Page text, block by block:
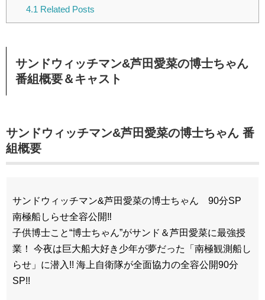
4.1 Related Posts
サンドウィッチマン&芦田愛菜の博士ちゃん
番組概要＆キャスト
サンドウィッチマン&芦田愛菜の博士ちゃん 番
組概要
サンドウィッチマン&芦田愛菜の博士ちゃん 90分SP
南極船しらせ全容公開‼
子供博士こと“博士ちゃん”がサンド＆芦田愛菜に最強授
業！ 今夜は巨大船大好き少年が夢だった「南極観測船し
らせ」に潜入!! 海上自衛隊が全面協力の全容公開90分
SP!!